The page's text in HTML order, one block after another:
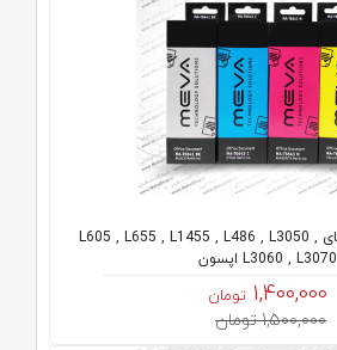
جوهر میوا پرینتر های L605 , L655 , L1455 , L486 , L3050 ,
L3060 , L3070 اپسون
1,400,000 تومان
1,500,000 تومان